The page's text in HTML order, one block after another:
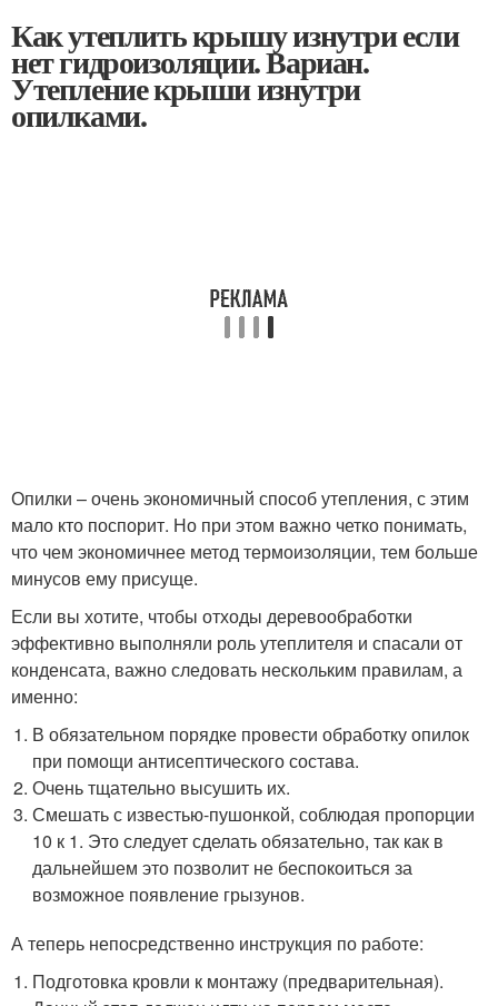
Как утеплить крышу изнутри если
нет гидроизоляции. Вариан.
Утепление крыши изнутри
опилками.
Опилки – очень экономичный способ утепления, с этим
мало кто поспорит. Но при этом важно четко понимать,
что чем экономичнее метод термоизоляции, тем больше
минусов ему присуще.
Если вы хотите, чтобы отходы деревообработки
эффективно выполняли роль утеплителя и спасали от
конденсата, важно следовать нескольким правилам, а
именно:
В обязательном порядке провести обработку опилок
при помощи антисептического состава.
Очень тщательно высушить их.
Смешать с известью-пушонкой, соблюдая пропорции
10 к 1. Это следует сделать обязательно, так как в
дальнейшем это позволит не беспокоиться за
возможное появление грызунов.
А теперь непосредственно инструкция по работе:
Подготовка кровли к монтажу (предварительная).